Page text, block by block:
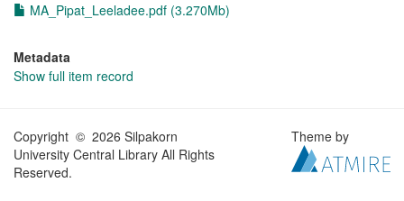
MA_Pipat_Leeladee.pdf (3.270Mb)
Metadata
Show full item record
Copyright © 2026 Silpakorn
University Central Library All Rights
Reserved.
Theme by